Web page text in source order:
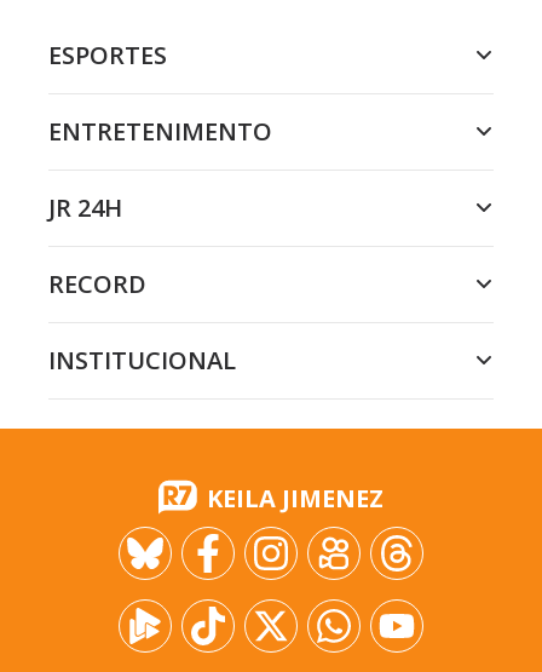
ESPORTES
ENTRETENIMENTO
JR 24H
RECORD
INSTITUCIONAL
KEILA JIMENEZ